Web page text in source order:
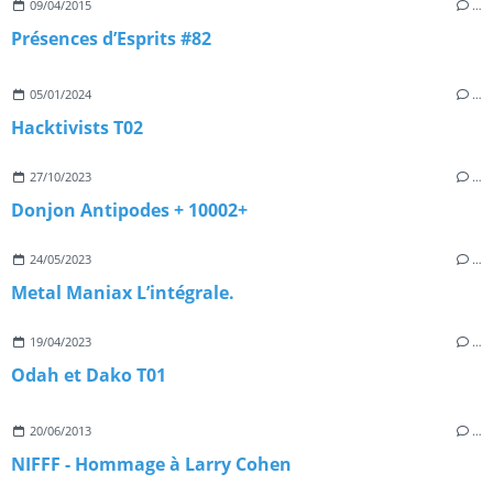
09/04/2015 …
Présences d’Esprits #82
05/01/2024 …
Hacktivists T02
27/10/2023 …
Donjon Antipodes + 10002+
24/05/2023 …
Metal Maniax L’intégrale.
19/04/2023 …
Odah et Dako T01
20/06/2013 …
NIFFF - Hommage à Larry Cohen